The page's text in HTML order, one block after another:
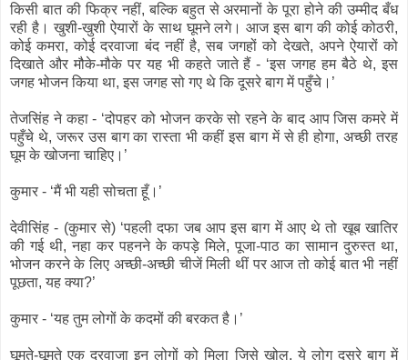
किसी बात की फिक्र नहीं, बल्कि बहुत से अरमानों के पूरा होने की उम्मीद बँध
रही है। खुशी-खुशी ऐयारों के साथ घूमने लगे। आज इस बाग की कोई कोठरी,
कोई कमरा, कोई दरवाजा बंद नहीं है, सब जगहों को देखते, अपने ऐयारों को
दिखाते और मौके-मौके पर यह भी कहते जाते हैं - ‘इस जगह हम बैठे थे, इस
जगह भोजन किया था, इस जगह सो गए थे कि दूसरे बाग में पहुँचे।’
तेजसिंह ने कहा - ‘दोपहर को भोजन करके सो रहने के बाद आप जिस कमरे में
पहुँचे थे, जरूर उस बाग का रास्ता भी कहीं इस बाग में से ही होगा, अच्छी तरह
घूम के खोजना चाहिए।’
कुमार - ‘मैं भी यही सोचता हूँ।’
देवीसिंह - (कुमार से) ‘पहली दफा जब आप इस बाग में आए थे तो खूब खातिर
की गई थी, नहा कर पहनने के कपड़े मिले, पूजा-पाठ का सामान दुरुस्त था,
भोजन करने के लिए अच्छी-अच्छी चीजें मिली थीं पर आज तो कोई बात भी नहीं
पूछता, यह क्या?’
कुमार - ‘यह तुम लोगों के कदमों की बरकत है।’
घूमते-घूमते एक दरवाजा इन लोगों को मिला जिसे खोल, ये लोग दूसरे बाग में